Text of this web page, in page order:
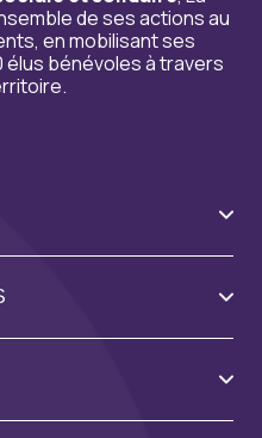
de ses actions au
en mobilisant ses
bénévoles à travers